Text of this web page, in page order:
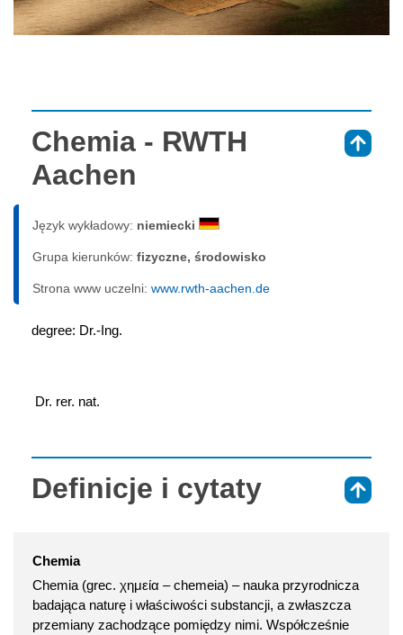
Chemia - RWTH
Aachen
Język wykładowy: niemiecki
Grupa kierunków: fizyczne, środowisko
Strona www uczelni: www.rwth-aachen.de
degree: Dr.-Ing.
Dr. rer. nat.
Definicje i cytaty
Chemia
Chemia (grec. χημεία – chemeia) – nauka przyrodnicza
badająca naturę i właściwości substancji, a zwłaszcza
przemiany zachodzące pomiędzy nimi. Współcześnie